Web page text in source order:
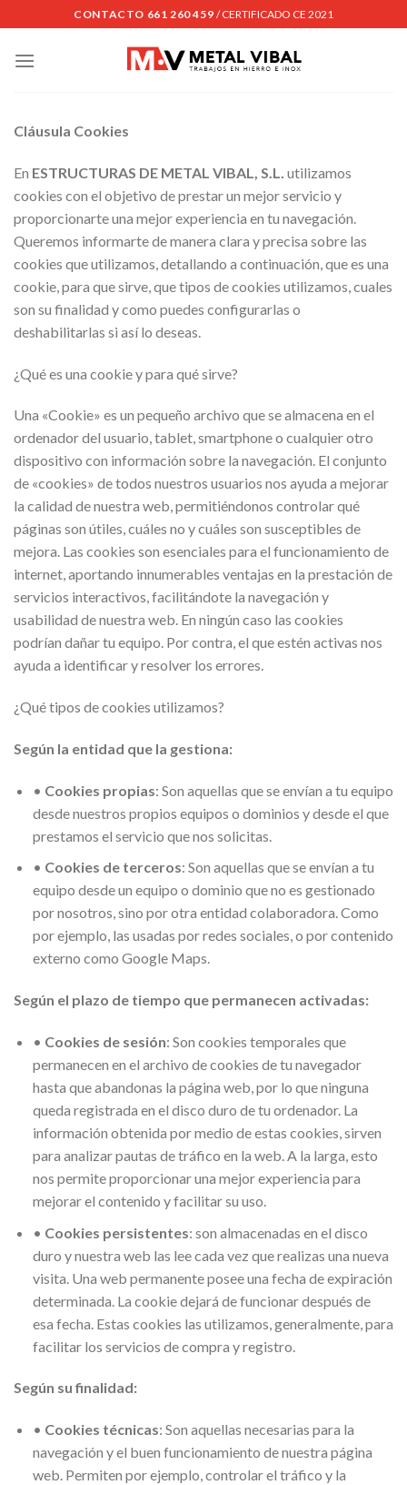
to
content
CONTACTO 661 260 459 / CERTIFICADO CE 2021
Cláusula Cookies
En ESTRUCTURAS DE METAL VIBAL, S.L. utilizamos
cookies con el objetivo de prestar un mejor servicio y
proporcionarte una mejor experiencia en tu navegación.
Queremos informarte de manera clara y precisa sobre las
cookies que utilizamos, detallando a continuación, que es una
cookie, para que sirve, que tipos de cookies utilizamos, cuales
son su finalidad y como puedes configurarlas o
deshabilitarlas si así lo deseas.
¿Qué es una cookie y para qué sirve?
Una «Cookie» es un pequeño archivo que se almacena en el
ordenador del usuario, tablet, smartphone o cualquier otro
dispositivo con información sobre la navegación. El conjunto
de «cookies» de todos nuestros usuarios nos ayuda a mejorar
la calidad de nuestra web, permitiéndonos controlar qué
páginas son útiles, cuáles no y cuáles son susceptibles de
mejora. Las cookies son esenciales para el funcionamiento de
internet, aportando innumerables ventajas en la prestación de
servicios interactivos, facilitándote la navegación y
usabilidad de nuestra web. En ningún caso las cookies
podrían dañar tu equipo. Por contra, el que estén activas nos
ayuda a identificar y resolver los errores.
¿Qué tipos de cookies utilizamos?
Según la entidad que la gestiona:
• Cookies propias: Son aquellas que se envían a tu equipo
desde nuestros propios equipos o dominios y desde el que
prestamos el servicio que nos solicitas.
• Cookies de terceros: Son aquellas que se envían a tu
equipo desde un equipo o dominio que no es gestionado
por nosotros, sino por otra entidad colaboradora. Como
por ejemplo, las usadas por redes sociales, o por contenido
externo como Google Maps.
Según el plazo de tiempo que permanecen activadas:
• Cookies de sesión: Son cookies temporales que
permanecen en el archivo de cookies de tu navegador
hasta que abandonas la página web, por lo que ninguna
queda registrada en el disco duro de tu ordenador. La
información obtenida por medio de estas cookies, sirven
para analizar pautas de tráfico en la web. A la larga, esto
nos permite proporcionar una mejor experiencia para
mejorar el contenido y facilitar su uso.
• Cookies persistentes: son almacenadas en el disco
duro y nuestra web las lee cada vez que realizas una nueva
visita. Una web permanente posee una fecha de expiración
determinada. La cookie dejará de funcionar después de
esa fecha. Estas cookies las utilizamos, generalmente, para
facilitar los servicios de compra y registro.
Según su finalidad:
• Cookies técnicas: Son aquellas necesarias para la
navegación y el buen funcionamiento de nuestra página
web. Permiten por ejemplo, controlar el tráfico y la